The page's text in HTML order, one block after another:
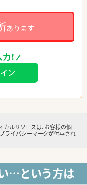
あります
！
カルリソースは、お客様の個
ライバシーマークが付与され
…という方は